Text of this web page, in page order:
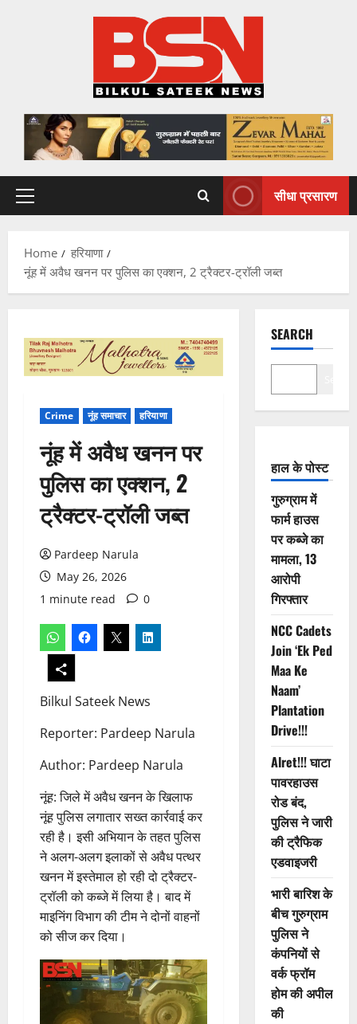
Primary
सीधा प्रसारण
Home
हरियाणा
नूंह में अवैध खनन पर पुलिस का एक्शन, 2 ट्रैक्टर-ट्रॉली जब्त
Crime नूंह समाचार हरियाणा
नूंह में अवैध खनन पर
पुलिस का एक्शन, 2
ट्रैक्टर-ट्रॉली जब्त
Pardeep Narula
May 26, 2026
1 minute read
0
Bilkul Sateek News
Reporter: Pardeep Narula
Author: Pardeep Narula
नूंह: जिले में अवैध खनन के खिलाफ
नूंह पुलिस लगातार सख्त कार्रवाई कर
रही है। इसी अभियान के तहत पुलिस
ने अलग-अलग इलाकों से अवैध पत्थर
खनन में इस्तेमाल हो रही दो ट्रैक्टर-
ट्रॉली को कब्जे में लिया है। बाद में
माइनिंग विभाग की टीम ने दोनों वाहनों
को सीज कर दिया।
SEARCH
हाल के पोस्ट
गुरुग्राम में
फार्म हाउस
पर कब्जे का
मामला, 13
आरोपी
गिरफ्तार
NCC Cadets
Join ‘Ek Ped
Maa Ke
Naam’
Plantation
Drive!!!
Alret!!! घाटा
पावरहाउस
रोड बंद,
पुलिस ने जारी
की ट्रैफिक
एडवाइजरी
भारी बारिश के
बीच गुरुग्राम
पुलिस ने
कंपनियों से
वर्क फ्रॉम
होम की अपील
की